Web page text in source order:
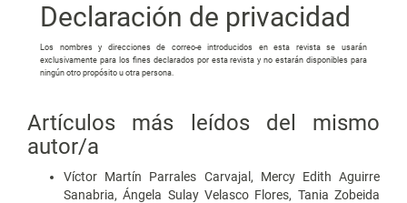
Declaración de privacidad
Los nombres y direcciones de correo-e introducidos en esta revista se usarán
exclusivamente para los fines declarados por esta revista y no estarán disponibles para
ningún otro propósito u otra persona.
Artículos más leídos del mismo
autor/a
Víctor Martín Parrales Carvajal, Mercy Edith Aguirre
Sanabria, Ángela Sulay Velasco Flores, Tania Zobeida